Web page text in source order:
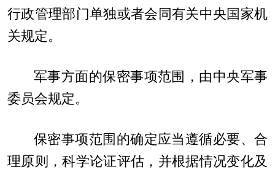
行政管理部门单独或者会同有关中央国家机
关规定。
军事方面的保密事项范围，由中央军事
委员会规定。
保密事项范围的确定应当遵循必要、合
理原则，科学论证评估，并根据情况变化及